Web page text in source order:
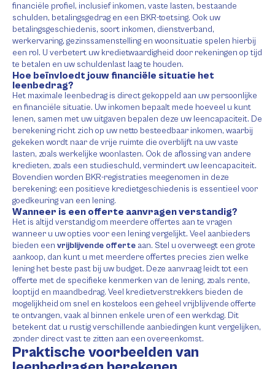
financiële profiel, inclusief inkomen, vaste lasten, bestaande
schulden, betalingsgedrag en een BKR-toetsing. Ook uw
betalingsgeschiedenis, soort inkomen, dienstverband,
werkervaring, gezinssamenstelling en woonsituatie spelen hierbij
een rol. U verbetert uw kredietwaardigheid door rekeningen op tijd
te betalen en uw schuldenlast laag te houden.
Hoe beïnvloedt jouw financiële situatie het
leenbedrag?
Het maximale leenbedrag is direct gekoppeld aan uw persoonlijke
en financiële situatie. Uw inkomen bepaalt mede hoeveel u kunt
lenen, samen met uw uitgaven bepalen deze uw leencapaciteit. De
berekening richt zich op uw netto besteedbaar inkomen, waarbij
gekeken wordt naar de vrije ruimte die overblijft na uw vaste
lasten, zoals werkelijke woonlasten. Ook de aflossing van andere
kredieten, zoals een studieschuld, vermindert uw leencapaciteit.
Bovendien worden BKR-registraties meegenomen in deze
berekening; een positieve kredietgeschiedenis is essentieel voor
goedkeuring van een lening.
Wanneer is een offerte aanvragen verstandig?
Het is altijd verstandig om meerdere offertes aan te vragen
wanneer u uw opties voor een lening vergelijkt. Veel aanbieders
bieden een vrijblijvende offerte aan. Stel u overweegt een grote
aankoop, dan kunt u met meerdere offertes precies zien welke
lening het beste past bij uw budget. Deze aanvraag leidt tot een
offerte met de specifieke kenmerken van de lening, zoals rente,
looptijd en maandbedrag. Veel kredietverstrekkers bieden de
mogelijkheid om snel en kosteloos een geheel vrijblijvende offerte
te ontvangen, vaak al binnen enkele uren of een werkdag. Dit
betekent dat u rustig verschillende aanbiedingen kunt vergelijken,
zonder direct vast te zitten aan een overeenkomst.
Praktische voorbeelden van